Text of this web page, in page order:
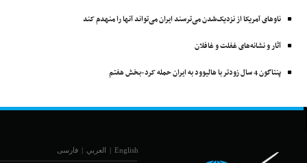
ناوهای آمریکا از نزدیک‌شدن می‌ترسند ایران می‌تواند آنها را منهدم ‌کند
آثار و نشانه‌های غفلت و غافلان
پنتاگون 4 سال زودتر با ‌هالیوود به ایران حمله کرد-بخش هفتم
English
| العربي | فارسی